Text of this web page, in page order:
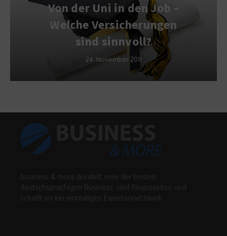
Von der Uni in den Job –
Welche Versicherungen
sind sinnvoll?
24. November 2011
business & more bündelt viele der besten
deutschsprachigen Business -und Finanzseiten und
schafft so ein einmaliges Expertennetzwerk.